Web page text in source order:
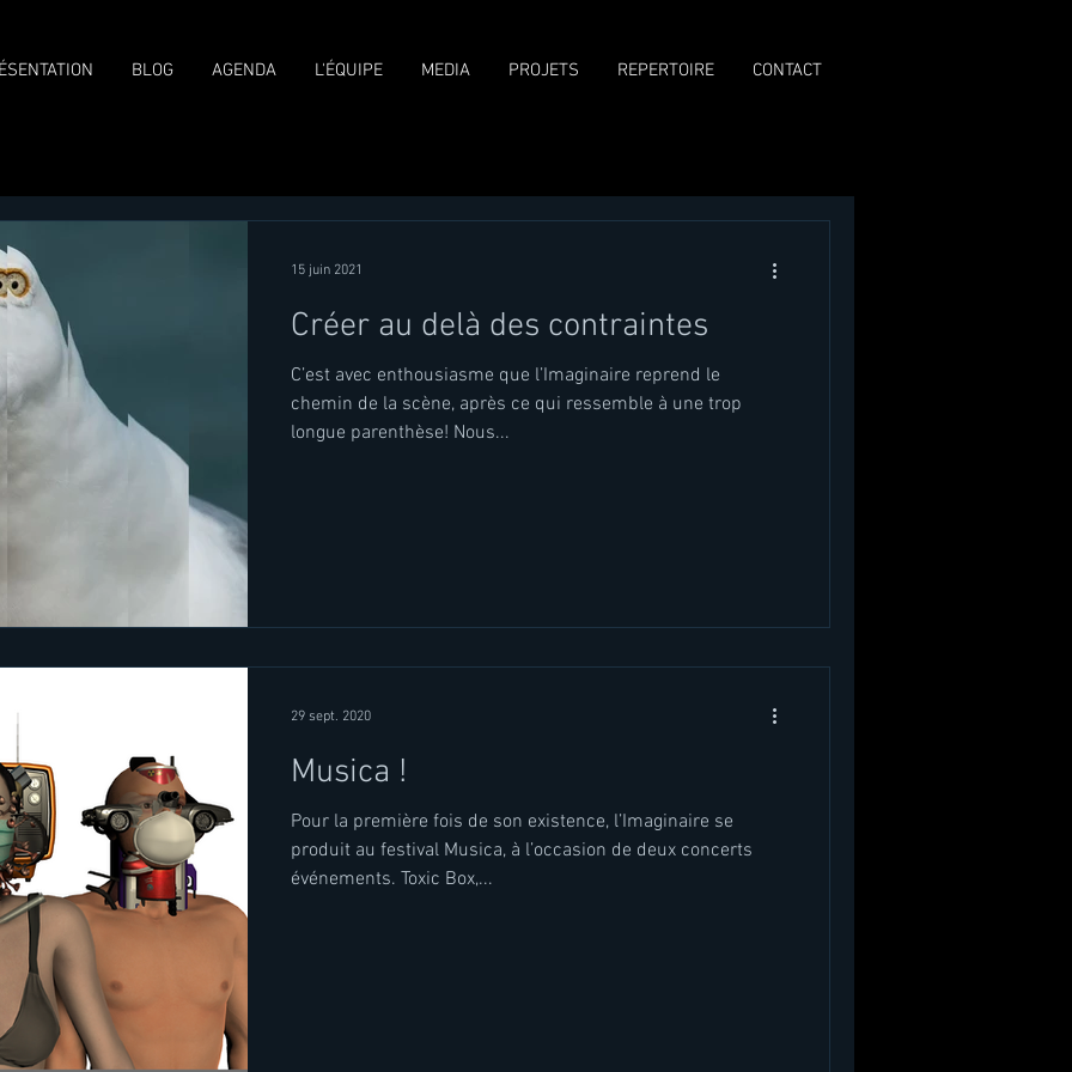
BLOG AGENDA L'ÉQUIPE MEDIA PROJETS REPERTOIRE CONTACT
Créer au delà des contraintes
C’est avec enthousiasme que l’Imaginaire reprend le
chemin de la scène, après ce qui ressemble à une trop
longue parenthèse! Nous...
15 juin 2021
Musica !
Pour la première fois de son existence, l’Imaginaire se
produit au festival Musica, à l’occasion de deux concerts
événements. Toxic Box,...
29 sept. 2020